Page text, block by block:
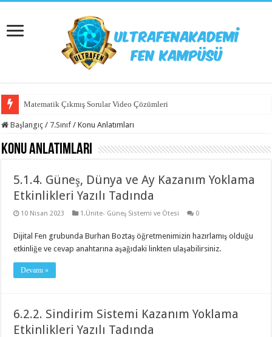
Matematik Çıkmış Sorular Video Çözümleri
Başlangıç / 7.Sınıf / Konu Anlatımları
Konu Anlatımları
5.1.4. Güneş, Dünya ve Ay Kazanım Yoklama
Etkinlikleri Yazılı Tadında
10 Nisan 2023 1.Ünite- Güneş Sistemi ve Ötesi 0
Dijital Fen grubunda Burhan Boztaş öğretmenimizin hazırlamış olduğu
etkinliğe ve cevap anahtarına aşağıdaki linkten ulaşabilirsiniz.
Devamı »
6.2.2. Sindirim Sistemi Kazanım Yoklama
Etkinlikleri Yazılı Tadında